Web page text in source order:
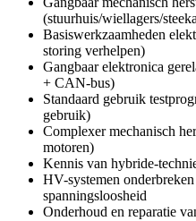
(stuurhuis/wiellagers/
Basiswerkzaamheden
storing verhelpen)
Gangbaar elektronica
+ CAN-bus)
Standaard gebruik
gebruik)
Complexer mechanisch
motoren)
Kennis van hybride-
HV-systemen
spanningsloosheid
Onderhoud en reparatie